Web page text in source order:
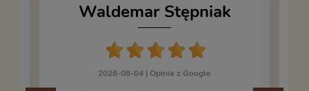
Waldemar Stępniak
2026-08-04 | Opinia z Google